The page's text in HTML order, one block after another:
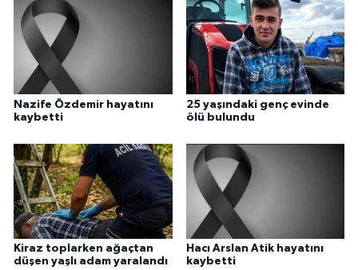
Nazife Özdemir hayatını
kaybetti
25 yaşındaki genç evinde
ölü bulundu
Kiraz toplarken ağaçtan
düşen yaşlı adam yaralandı
Hacı Arslan Atik hayatını
kaybetti